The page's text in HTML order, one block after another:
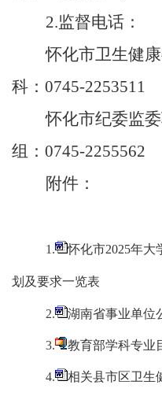
2.监督电话：
怀化市卫生健
科： 0745-2253511
怀化市纪委监
组： 0745-2255562
附件：
1. 怀化市2025年大
划及要求一览表
2. 湖南省事业单位
3. 教育部学科专业
4. 相关县市区卫生